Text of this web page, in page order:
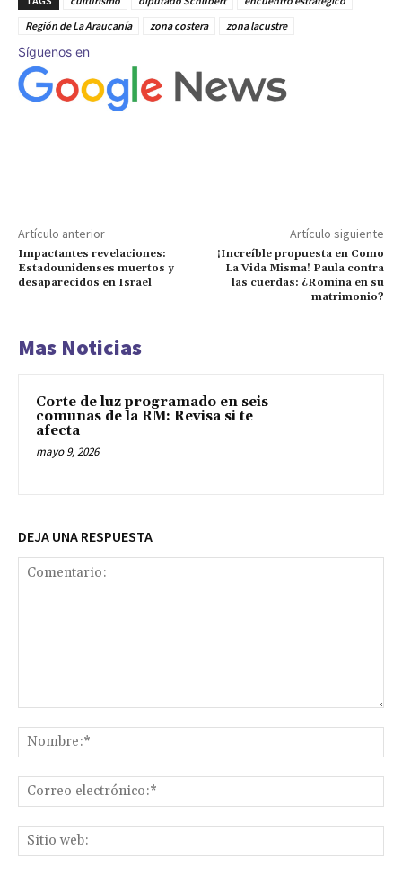
Región de La Araucanía
zona costera zona lacustre
Síguenos en
Artículo anterior
Impactantes revelaciones:
Estadounidenses muertos y
desaparecidos en Israel
Artículo siguiente
¡Increíble propuesta en Como
La Vida Misma! Paula contra
las cuerdas: ¿Romina en su
matrimonio?
Mas Noticias
Corte de luz programado en seis
comunas de la RM: Revisa si te
afecta
mayo 9, 2026
DEJA UNA RESPUESTA